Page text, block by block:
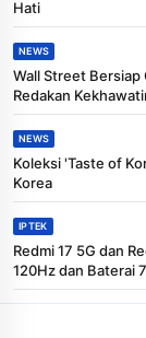
Hati
NEWS
Wall Street Bersiap
Redakan
NEWS
Koleksi 'Taste of
Korea
IPTEK
Redmi 17 5G dan
120Hz dan Baterai